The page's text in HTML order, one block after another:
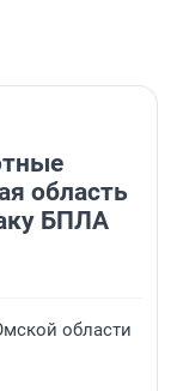
область
БПЛА
области